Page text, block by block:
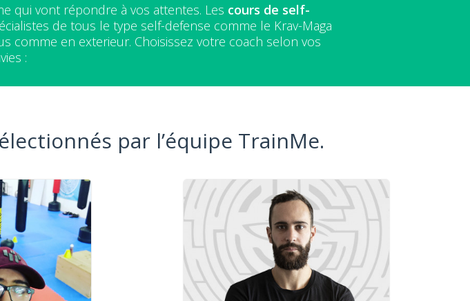
qui vont répondre à vos attentes. Les cours de self-
de tous le type self-defense comme le Krav-Maga
comme en exterieur. Choisissez votre coach selon vos
:
par l’équipe TrainMe.